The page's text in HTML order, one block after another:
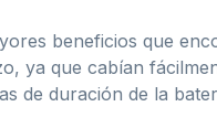
beneficios que
ya que cabían
de duración de la